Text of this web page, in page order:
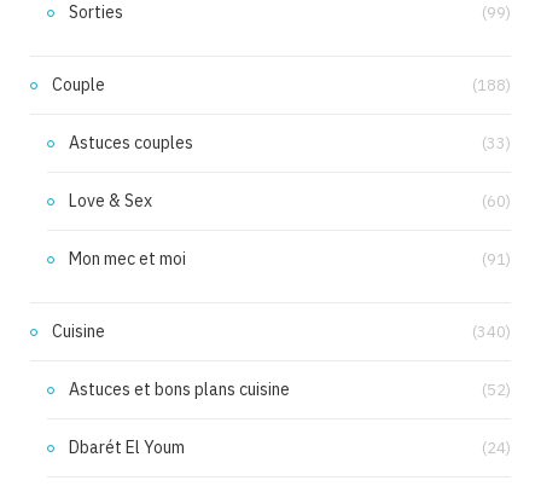
Sorties (99)
Couple (188)
Astuces couples (33)
Love & Sex (60)
Mon mec et moi (91)
Cuisine (340)
Astuces et bons plans cuisine (52)
Dbarét El Youm (24)